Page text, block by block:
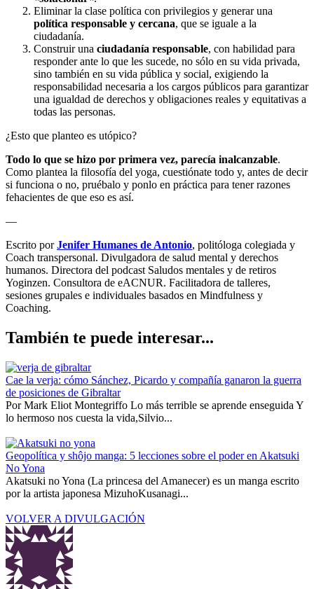
Eliminar la clase política con privilegios y generar una
política responsable y cercana, que se iguale a la
ciudadanía.
Construir una ciudadanía responsable, con habilidad para
responder ante lo que les sucede, no sólo en su vida privada,
sino también en su vida pública y social, exigiendo la
responsabilidad necesaria a los cargos públicos para garantizar
una igualdad de derechos y obligaciones reales y equitativas a
todas las personas.
¿Esto que planteo es utópico?
Todo lo que se hizo por primera vez, parecía inalcanzable.
Como plantea la filosofía del yoga, cuestiónate todo y, antes de decir
si funciona o no, pruébalo y ponlo en práctica para tener razones
fehacientes de que eso es así.
—
Escrito porJenifer Humanes de Antonio, politóloga colegiada y
Coach transpersonal. Divulgadora de salud mental y derechos
humanos. Directora del podcast Saludos mentales y de retiros
Yoginzen. Consultora de eACNUR. Facilitadora de talleres,
sesiones grupales e individuales basados en Mindfulness y
Coaching.
También te puede interesar...
Cae la verja: cómo Sánchez, Picardo y compañía ganaron la guerra
de posiciones de Gibraltar
Por Mark Eliot Montegriffo Lo más terrible se aprende enseguida Y
lo hermoso nos cuesta la vida,Silvio...
Geopolítica y shôjo manga: 5 lecciones sobre el poder en Akatsuki
No Yona
Akatsuki no Yona (La princesa del Amanecer) es un manga escrito
por la artista japonesa MizuhoKusanagi...
VOLVER A DIVULGACIÓN